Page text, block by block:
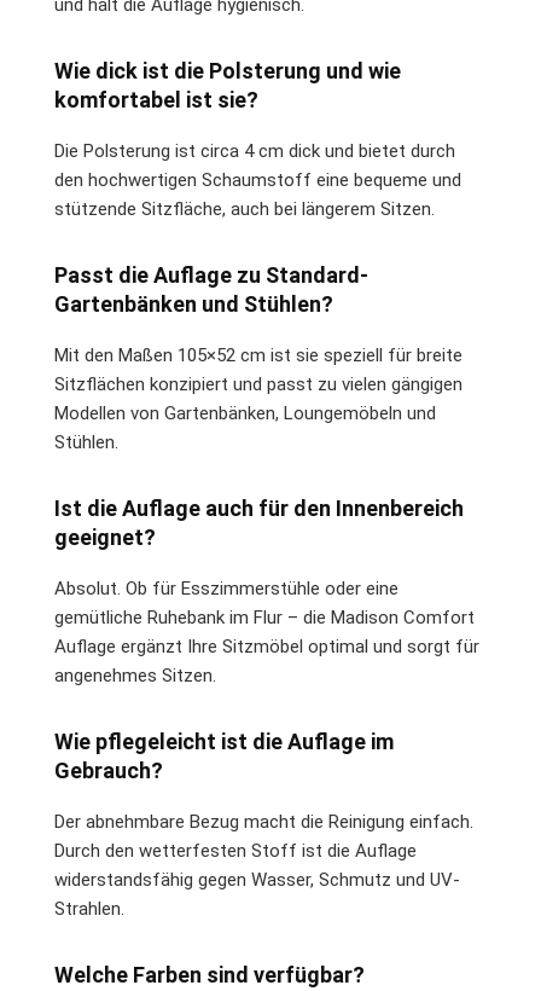
Wie dick ist die Polsterung und wie
komfortabel ist sie?
Die Polsterung ist circa 4 cm dick und bietet durch
den hochwertigen Schaumstoff eine bequeme und
stützende Sitzfläche, auch bei längerem Sitzen.
Passt die Auflage zu Standard-
Gartenbänken und Stühlen?
Mit den Maßen 105×52 cm ist sie speziell für breite
Sitzflächen konzipiert und passt zu vielen gängigen
Modellen von Gartenbänken, Loungemöbeln und
Stühlen.
Ist die Auflage auch für den Innenbereich
geeignet?
Absolut. Ob für Esszimmerstühle oder eine
gemütliche Ruhebank im Flur – die Madison Comfort
Auflage ergänzt Ihre Sitzmöbel optimal und sorgt für
angenehmes Sitzen.
Wie pflegeleicht ist die Auflage im
Gebrauch?
Der abnehmbare Bezug macht die Reinigung einfach.
Durch den wetterfesten Stoff ist die Auflage
widerstandsfähig gegen Wasser, Schmutz und UV-
Strahlen.
Welche Farben sind verfügbar?